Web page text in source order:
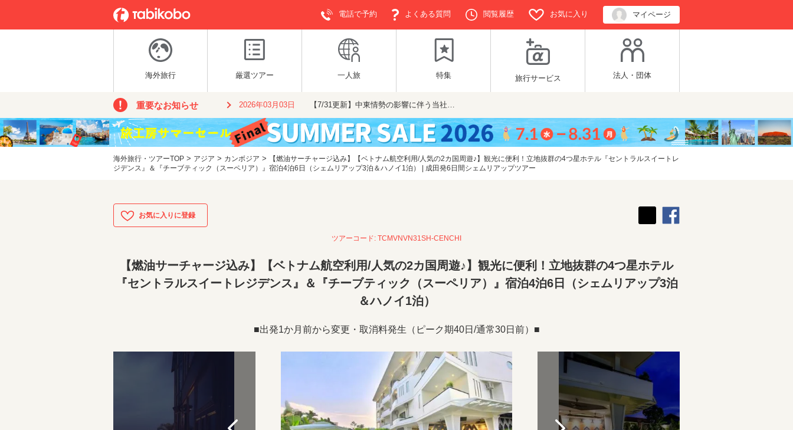
電話で予約 よくある質問 閲覧履歴 お気に入り マイページ
海外旅行 厳選ツアー 一人旅 特集 旅行サービス 法人・団体
重要なお知らせ 2026年03月03日 【7/31更新】中東情勢の影響に伴う当社…
海外旅行・ツアーTOP > アジア > カンボジア >
【燃油サーチャージ込み】【ベトナム航空利用/人気の2カ国周遊♪】観光に便利！立地抜群の4つ星ホテル『セントラルスイートレ
ジデンス』＆『チーブティック（スーペリア）』宿泊4泊6日（シェムリアップ3泊＆ハノイ1泊） | 成田発6日間シェムリアップツアー
ツアーコード: TCMVNVN31SH-CENCHI
【燃油サーチャージ込み】【ベトナム航空利用/人気の2カ国周遊♪】観光に便利！立地抜群の4つ星ホテル
『セントラルスイートレジデンス』＆『チーブティック（スーペリア）』宿泊4泊6日（シェムリアップ3泊
＆ハノイ1泊）
■出発1か月前から変更・取消料発生（ピーク期40日/通常30日前）■